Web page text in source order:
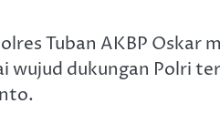
Tuban AKBP Oskar
wujud dukungan Polri